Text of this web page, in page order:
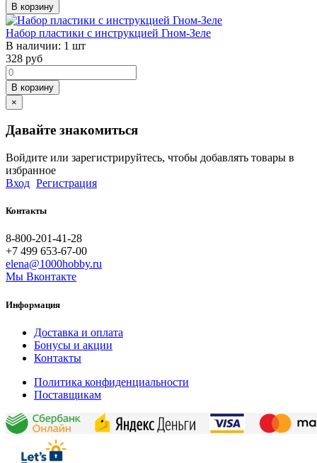
В корзину
Набор пластики с инструкцией Гном-Зеле
В наличии: 1 шт
328 руб
В корзину
×
Давайте знакомиться
Войдите или зарегистрируйтесь, чтобы добавлять товары в
избранное
Вход Регистрация
Контакты
8-800-201-41-28
+7 499 653-67-00
elena@1000hobby.ru
Мы Вконтакте
Информация
Доставка и оплата
Бонусы и акции
Контакты
Политика конфиденциальности
Поставщикам